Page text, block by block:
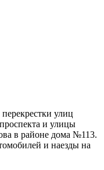
улиц
и улицы
в районе дома №113.
и наезды на